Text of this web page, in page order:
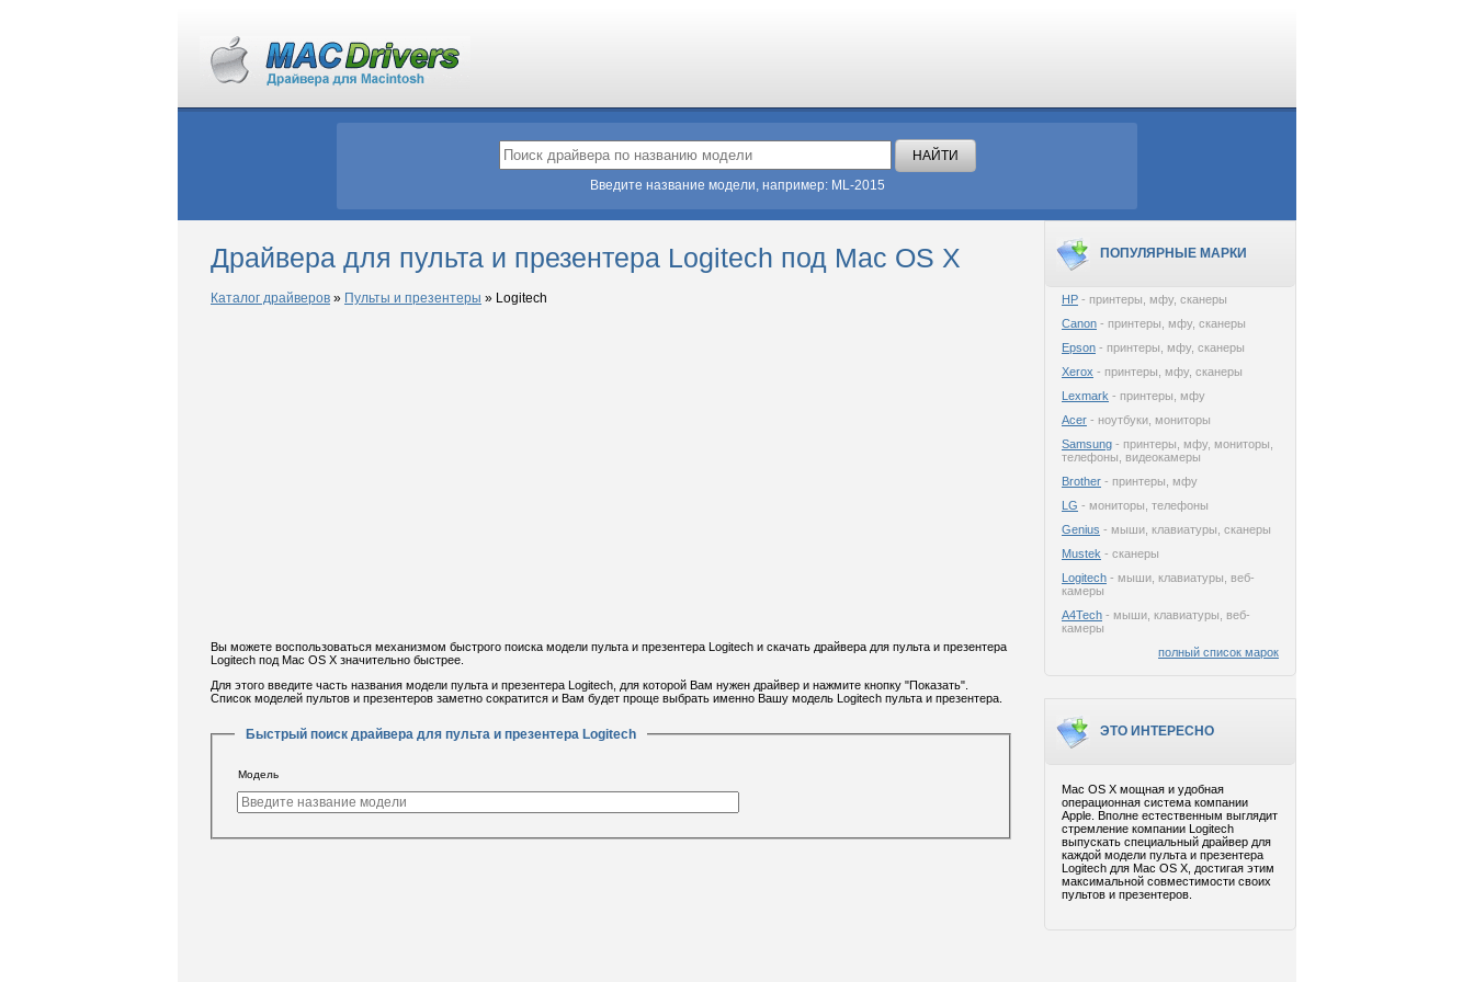
Введите название модели, например: ML-2015
Драйвера для пульта и презентера Logitech под Mac OS X
Каталог драйверов » Пульты и презентеры » Logitech
Вы можете воспользоваться механизмом быстрого поиска модели пульта и презентера Logitech и скачать драйвера для пульта и презентера
Logitech под Mac OS X значительно быстрее.
Для этого введите часть названия модели пульта и презентера Logitech, для которой Вам нужен драйвер и нажмите кнопку "Показать".
Список моделей пультов и презентеров заметно сократится и Вам будет проще выбрать именно Вашу модель Logitech пульта и презентера.
Быстрый поиск драйвера для пульта и презентера Logitech
Модель
ПОПУЛЯРНЫЕ МАРКИ
HP - принтеры, мфу, сканеры
Canon - принтеры, мфу, сканеры
Epson - принтеры, мфу, сканеры
Xerox - принтеры, мфу, сканеры
Lexmark - принтеры, мфу
Acer - ноутбуки, мониторы
Samsung - принтеры, мфу, мониторы,
телефоны, видеокамеры
Brother - принтеры, мфу
LG - мониторы, телефоны
Genius - мыши, клавиатуры, сканеры
Mustek - сканеры
Logitech - мыши, клавиатуры, веб-
камеры
A4Tech - мыши, клавиатуры, веб-
камеры
полный список марок
ЭТО ИНТЕРЕСНО
Mac OS X мощная и удобная
операционная система компании
Apple. Вполне естественным выглядит
стремление компании Logitech
выпускать специальный драйвер для
каждой модели пульта и презентера
Logitech для Mac OS X, достигая этим
максимальной совместимости своих
пультов и презентеров.